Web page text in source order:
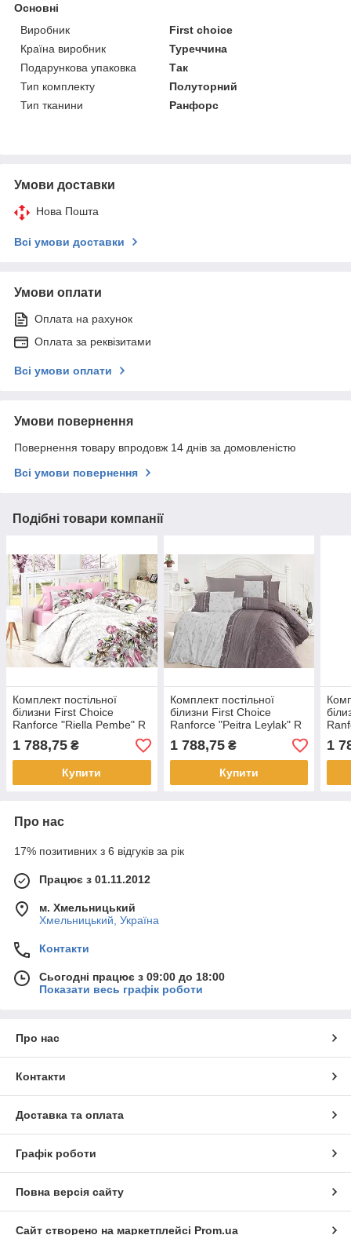
Основні
Виробник
First choice
Країна виробник
Туреччина
Подарункова упаковка
Так
Тип комплекту
Полуторний
Тип тканини
Ранфорс
Умови доставки
Нова Пошта
Всі умови доставки
Умови оплати
Оплата на рахунок
Оплата за реквізитами
Всі умови оплати
Умови повернення
Повернення товару впродовж 14 днів за домовленістю
Всі умови повернення
Подібні товари компанії
Комплект постільної
білизни First Choice
Ranforce "Riella Pembe" R
61
1 788,75 ₴
Купити
Комплект постільної
білизни First Choice
Ranforce "Peitra Leylak" R
76
1 788,75₴
Купити
141
1
Про нас
17% позитивних з 6 відгуків за рік
Працює з 01.11.2012
м. Хмельницький
Хмельницький, Україна
Контакти
Сьогодні працює з 09:00 до 18:00
Показати весь графік роботи
Про нас
Контакти
Доставка та оплата
Графік роботи
Повна версія сайту
Сайт створено на маркетплейсі Prom.ua